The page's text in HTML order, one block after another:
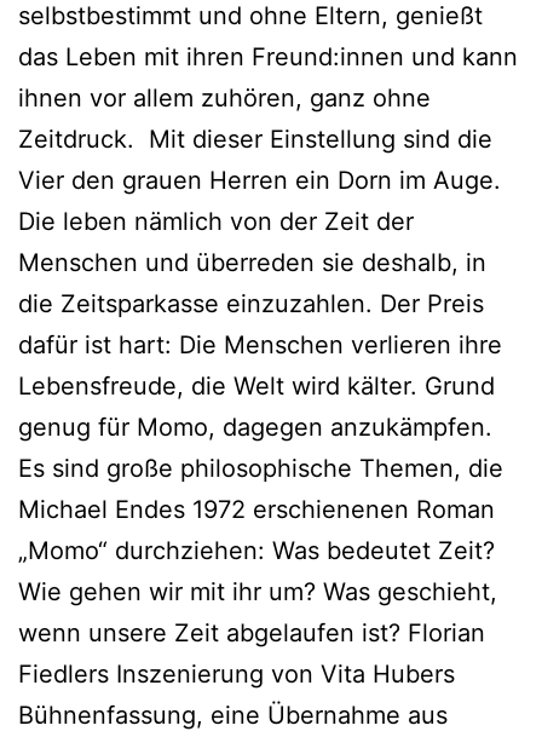
selbstbestimmt und ohne Eltern, genießt
das Leben mit ihren Freund:innen und kann
ihnen vor allem zuhören, ganz ohne
Zeitdruck. Mit dieser Einstellung sind die
Vier den grauen Herren ein Dorn im Auge.
Die leben nämlich von der Zeit der
Menschen und überreden sie deshalb, in
die Zeitsparkasse einzuzahlen. Der Preis
dafür ist hart: Die Menschen verlieren ihre
Lebensfreude, die Welt wird kälter. Grund
genug für Momo, dagegen anzukämpfen.
Es sind große philosophische Themen, die
Michael Endes 1972 erschienenen Roman
„Momo“ durchziehen: Was bedeutet Zeit?
Wie gehen wir mit ihr um? Was geschieht,
wenn unsere Zeit abgelaufen ist? Florian
Fiedlers Inszenierung von Vita Hubers
Bühnenfassung, eine Übernahme aus